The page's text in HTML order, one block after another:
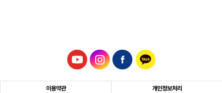
이용약관
개인정보처리